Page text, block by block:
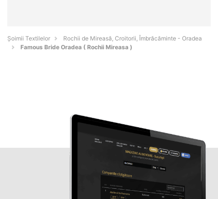
Șoimii Textilelor
Rochii de Mireasă, Croitorii, Îmbrăcăminte - Oradea
Famous Bride Oradea ( Rochii Mireasa )